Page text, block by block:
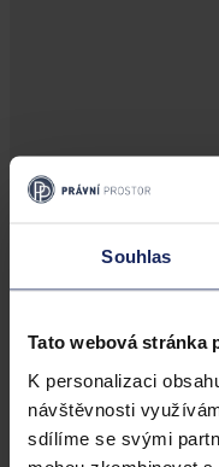
Souhlas
Tato webová stránka
K personalizaci
návštěvnosti
sdílíme se svými
Úkladná vražda
mohly být
Praha 1. srpna (ČTK) -
úmyslným usmrcením by
také například o některé